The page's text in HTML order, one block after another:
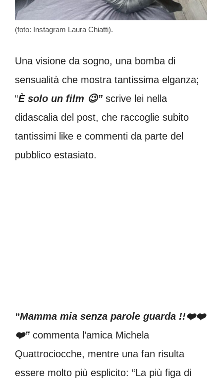
(foto: Instagram Laura Chiatti).
Una visione da sogno, una bomba di
sensualità che mostra tantissima elganza;
“È solo un film 😉” scrive lei nella
didascalia del post, che raccoglie subito
tantissimi like e commenti da parte del
pubblico estasiato.
“Mamma mia senza parole guarda !!❤️❤️
❤️” commenta l’amica Michela
Quattrociocche, mentre una fan risulta
essere molto più esplicito: “La più figa di